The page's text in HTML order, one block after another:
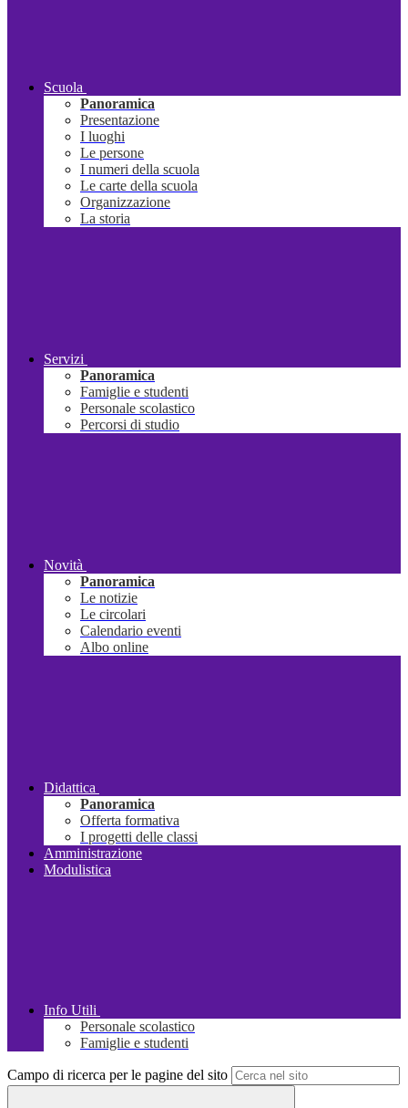
Scuola
Panoramica
Presentazione
I luoghi
Le persone
I numeri della scuola
Le carte della scuola
Organizzazione
La storia
Servizi
Panoramica
Famiglie e studenti
Personale scolastico
Percorsi di studio
Novità
Panoramica
Le notizie
Le circolari
Calendario eventi
Albo online
Didattica
Panoramica
Offerta formativa
I progetti delle classi
Amministrazione
Modulistica
Info Utili
Personale scolastico
Famiglie e studenti
Campo di ricerca per le pagine del sito